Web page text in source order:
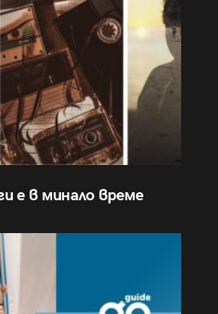
е в минало време